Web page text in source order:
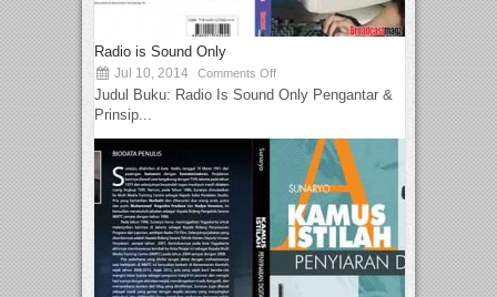
Radio is Sound Only
Jul 10, 2014 Comments Off
Judul Buku: Radio Is Sound Only Pengantar &
Prinsip...